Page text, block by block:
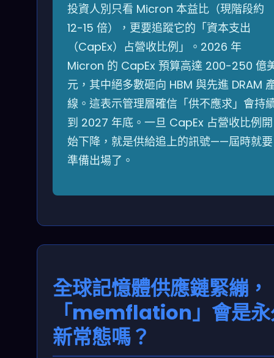
投資人別只看 Micron 本益比（現階段約
12-15 倍），更要追蹤它的「資本支出
（CapEx）占營收比例」。2026 年
Micron 的 CapEx 預算高達 200-250 億
元，其中絕多數砸向 HBM 與先進 DRAM
線。這表示管理層確信「供不應求」會持
到 2027 年底。一旦 CapEx 占營收比例開
始下降，就是供給追上的訊號——屆時就要
準備出場了。
全球記憶體供應鏈緊繃，
「memflation」會是
新常態嗎？